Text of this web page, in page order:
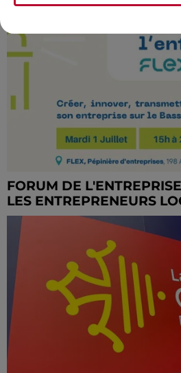
FORUM DE
LES ENTREPRENEURS